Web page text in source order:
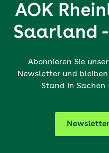
AOK
Saarland -
Abonnieren Sie
Newsletter und
Stand in Sachen